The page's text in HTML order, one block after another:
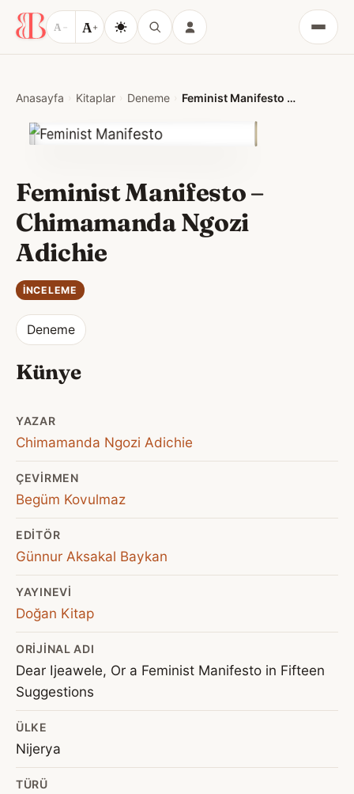
A − A+
Menü
Anasayfa Kitaplar Deneme Feminist Manifesto – Chimamanda Ngozi Adichie
Feminist Manifesto –
Chimamanda Ngozi
Adichie
İNCELEME
Deneme
Künye
YAZAR
Chimamanda Ngozi Adichie
ÇEVIRMEN
Begüm Kovulmaz
EDITÖR
Günnur Aksakal Baykan
YAYINEVI
Doğan Kitap
ORIJINAL ADI
Dear Ijeawele, Or a Feminist Manifesto in Fifteen
Suggestions
ÜLKE
Nijerya
TÜRÜ